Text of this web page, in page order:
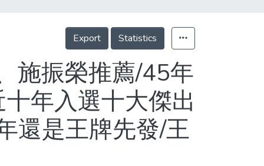
Export Statistics
施振榮推薦/45年
年入選十大傑出
還是王牌先發/王